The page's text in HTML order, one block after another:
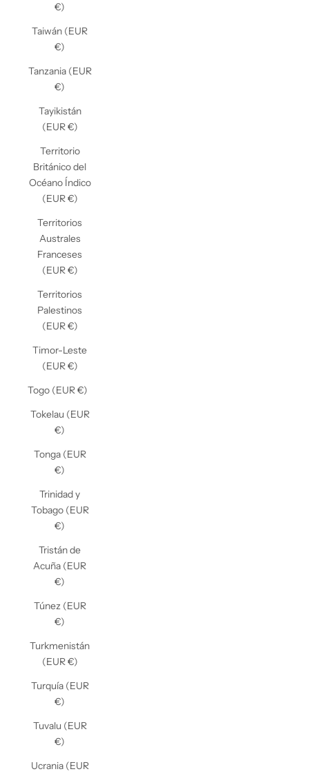
€)
Taiwán (EUR
€)
Tanzania (EUR
€)
Tayikistán
(EUR €)
Territorio
Británico del
Océano Índico
(EUR €)
Territorios
Australes
Franceses
(EUR €)
Territorios
Palestinos
(EUR €)
Timor-Leste
(EUR €)
Togo (EUR €)
Tokelau (EUR
€)
Tonga (EUR
€)
Trinidad y
Tobago (EUR
€)
Tristán de
Acuña (EUR
€)
Túnez (EUR
€)
Turkmenistán
(EUR €)
Turquía (EUR
€)
Tuvalu (EUR
€)
Ucrania (EUR